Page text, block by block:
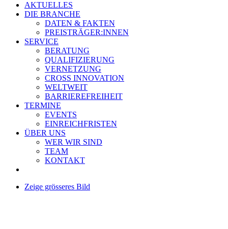
AKTUELLES
DIE BRANCHE
DATEN & FAKTEN
PREISTRÄGER:INNEN
SERVICE
BERATUNG
QUALIFIZIERUNG
VERNETZUNG
CROSS INNOVATION
WELTWEIT
BARRIEREFREIHEIT
TERMINE
EVENTS
EINREICHFRISTEN
ÜBER UNS
WER WIR SIND
TEAM
KONTAKT
Zeige grösseres Bild